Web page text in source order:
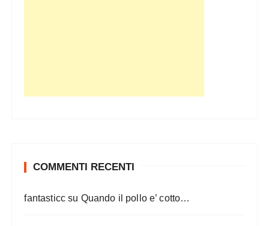
COMMENTI RECENTI
fantasticc su Quando il pollo e’ cotto…